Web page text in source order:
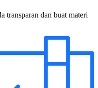
transparan dan buat materi